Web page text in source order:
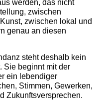
werden, das nicht
zwischen
zwischen lokal und
genau an diesen
steht deshalb kein
Sie beginnt mit der
ein lebendiger
Stimmen, Gewerken,
Zukunftsversprechen.